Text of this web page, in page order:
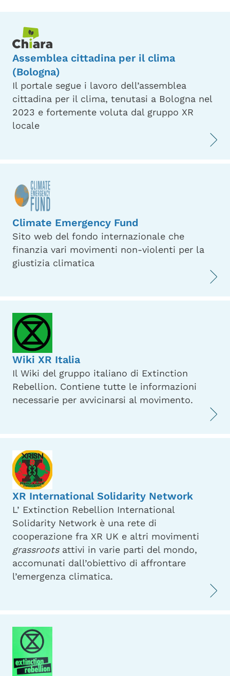
Assemblea cittadina per il clima
(Bologna)
Il portale segue i lavoro dell’assemblea
cittadina per il clima, tenutasi a Bologna nel
2023 e fortemente voluta dal gruppo XR
locale
Climate Emergency Fund
Sito web del fondo internazionale che
finanzia vari movimenti non-violenti per la
giustizia climatica
Wiki XR Italia
Il Wiki del gruppo italiano di Extinction
Rebellion. Contiene tutte le informazioni
necessarie per avvicinarsi al movimento.
XR International Solidarity Network
L’ Extinction Rebellion International
Solidarity Network è una rete di
cooperazione fra XR UK e altri movimenti
grassrootsattivi in varie parti del mondo,
accomunati dall’obiettivo di affrontare
l’emergenza climatica.